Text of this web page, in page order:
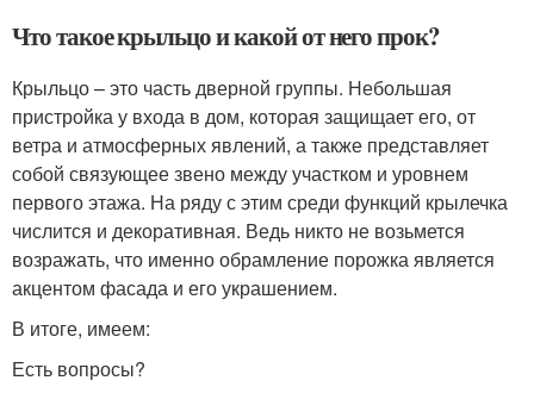
Что такое крыльцо и какой от него прок?
Крыльцо – это часть дверной группы. Небольшая
пристройка у входа в дом, которая защищает его, от
ветра и атмосферных явлений, а также представляет
собой связующее звено между участком и уровнем
первого этажа. На ряду с этим среди функций крылечка
числится и декоративная. Ведь никто не возьмется
возражать, что именно обрамление порожка является
акцентом фасада и его украшением.
В итоге, имеем:
Есть вопросы?